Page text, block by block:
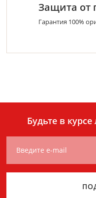
Защита от
Гарантия 100%
Будьте в
Введите e-mail